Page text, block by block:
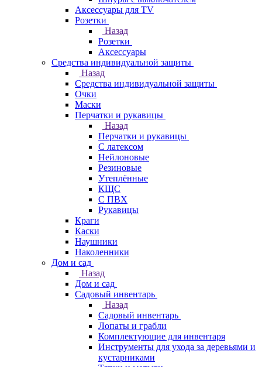
Аксессуары для TV
Розетки
Назад
Розетки
Аксессуары
Средства индивидуальной защиты
Назад
Средства индивидуальной защиты
Очки
Маски
Перчатки и рукавицы
Назад
Перчатки и рукавицы
С латексом
Нейлоновые
Резиновые
Утеплённые
КЩС
С ПВХ
Рукавицы
Краги
Каски
Наушники
Наколенники
Дом и сад
Назад
Дом и сад
Садовый инвентарь
Назад
Садовый инвентарь
Лопаты и грабли
Комплектующие для инвентаря
Инструменты для ухода за деревьями и
кустарниками